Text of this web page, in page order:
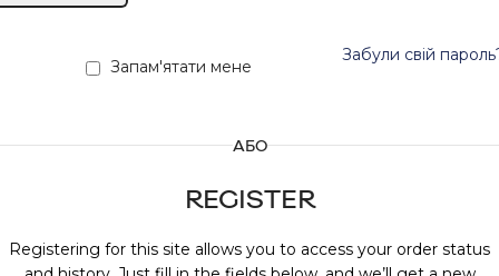
Забули свій
Запам'ятати мене
АБО
REGISTER
Registering for this site allows you to access your order status